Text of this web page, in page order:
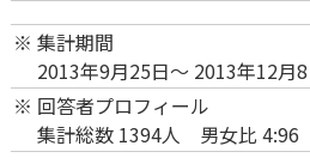
※ 集計期間
2013年9月25日～ 2013年12月
※ 回答者プロフィール
集計総数 1394人 男女比